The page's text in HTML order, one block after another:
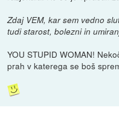
Zdaj VEM, kar sem vedno
tudi starost, bolezni in
YOU STUPID WOMAN!
prah v katerega se boš